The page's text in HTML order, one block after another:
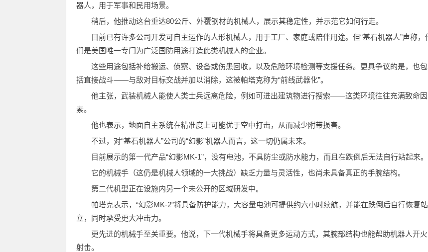
器人，用于军事和民用场景。
稍后，他推动这台重达80公斤、外覆钢材的机械人，展示其稳定性，并示范它如何行走。
目前已有许多公司开发可自主运作的人形机械人，用于工厂、家庭或陪伴用途。但“基石机器人”声称，
们是美国唯一专门为广泛国防用途打造此类机械人的企业。
这些用途包括补给搬运、侦察、设备或伤患回收，以及危险环境检测等支援任务。更具争议的是，也包
括直接战斗——与敌对目标交战并加以消除，这被帕塔克称为“前线武器化”。
他主张，武装机械人能使人类士兵远离危险，例如可进出建筑物进行搜索——这类环境往往充满致命因
素。
他也表示，地面自主系统在精准度上可能优于空中打击，从而减少附带损害。
不过，对“基石机器人”公司的“幻影”机器人而言，这一切仍属未来。
目前展示的第一代产品“幻影MK-1”，没有电池，不具防尘或防水能力，而且在跌倒后无法自行站起来。
它的机械手（这仍是机械人领域的一大挑战）缺乏力量与灵活性，也尚未具备真正的手腕结构。
第二代机型正在设施内另一个未公开的区域研发中。
帕塔克表示，“幻影MK-2”将具备防护能力，大容量电池可提供约六小时续航，并能在跌倒后自行恢复站
立，同时承受更大冲击力。
更先进的机械手至关重要。他说，下一代机械手将具备更多运动方式，其腕部结构也能帮助机器人开火
射击。